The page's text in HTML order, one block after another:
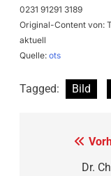
0231 91291 3189
Original-Content von:
aktuell
Quelle: ots
Tagged: Bild
Dr.